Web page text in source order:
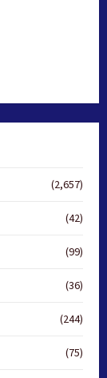
(2,657)
(42)
(99)
(36)
(244)
(75)